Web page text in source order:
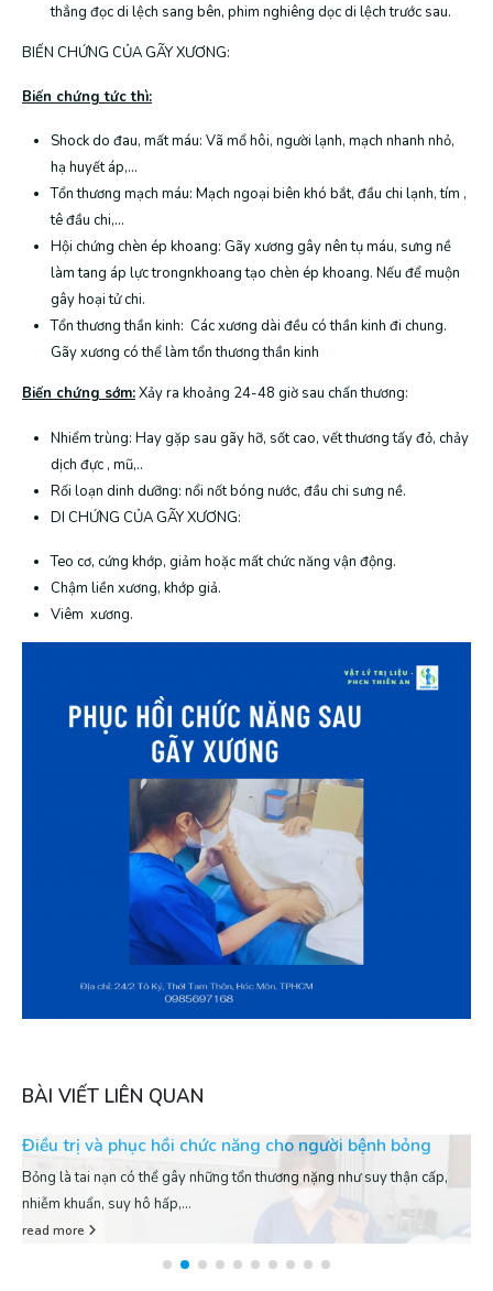
thẳng đọc di lệch sang bên, phim nghiêng dọc di lệch trước sau.
BIẾN CHỨNG CỦA GÃY XƯƠNG:
Biến chứng tức thì:
Shock do đau, mất máu: Vã mổ hôi, người lạnh, mạch nhanh nhỏ,
hạ huyết áp,…
Tổn thương mạch máu: Mạch ngoại biên khó bắt, đầu chi lạnh, tím ,
tê đầu chi,…
Hội chứng chèn ép khoang: Gãy xương gây nên tụ máu, sưng nề
làm tang áp lực trongnkhoang tạo chèn ép khoang. Nếu để muộn
gây hoại tử chi.
Tổn thương thần kinh: Các xương dài đều có thần kinh đi chung.
Gãy xương có thể làm tổn thương thần kinh
Biến chứng sớm:Xảy ra khoảng 24-48 giờ sau chấn thương:
Nhiểm trùng: Hay gặp sau gãy hỡ, sốt cao, vết thương tấy đỏ, chảy
dịch đực , mũ,..
Rối loạn dinh dưỡng: nổi nốt bóng nước, đầu chi sưng nề.
DI CHỨNG CỦA GÃY XƯƠNG:
Teo cơ, cứng khớp, giảm hoặc mất chức năng vận động.
Chậm liền xương, khớp giả.
Viêm xương.
BÀI VIẾT LIÊN QUAN
Điều trị và phục hồi chức năng cho người bệnh bỏng
Bỏng là tai nạn có thể gây những tổn thương nặng như suy thận cấp,
nhiễm khuẩn, suy hô hấp,...
read more